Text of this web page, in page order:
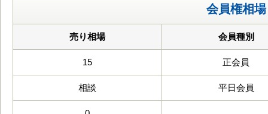
会員権相場
売り相場 会員種別
15 正会員
相談 平日会員